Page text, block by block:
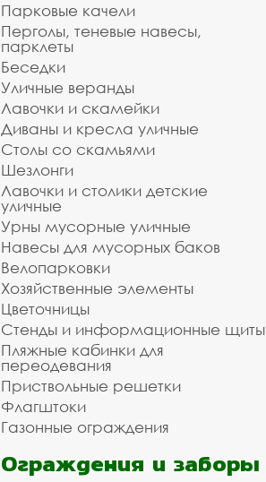
Парковые качели
Перголы, теневые навесы,
парклеты
Беседки
Уличные веранды
Лавочки и скамейки
Диваны и кресла уличные
Столы со скамьями
Шезлонги
Лавочки и столики детские
уличные
Урны мусорные уличные
Навесы для мусорных баков
Велопарковки
Хозяйственные элементы
Цветочницы
Стенды и информационные щиты
Пляжные кабинки для
переодевания
Приствольные решетки
Флагштоки
Газонные ограждения
Ограждения и заборы